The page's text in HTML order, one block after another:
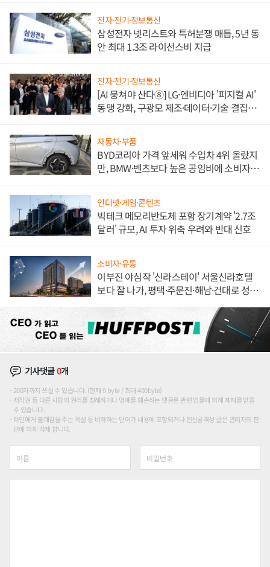
전자·전기·정보통신
삼성전자 넷리스트와 특허분쟁 매듭, 5년 동
안 최대 1.3조 라이선스비 지급
전자·전기·정보통신
[AI 뭉쳐야 산다⑧] LG·엔비디아 '피지컬 AI'
동맹 강화, 구광모 제조·데이터·기술 결집
자동차·부품
BYD코리아 가격 앞세워 수입차 4위 올랐지
만, BMW·벤츠보다 높은 공임비에 소비자
인터넷·게임·콘텐츠
빅테크 메모리반도체 포함 장기계약 '2.7조
달러' 규모, AI 투자 위축 우려와 반대 신호
소비자·유통
이부진 야심작 '신라스테이' 서울신라호텔
보다 잘 나가, 평택·주문진·해남·건대로 성
기사댓글0개
200자까지 쓰실 수 있습니다. (현재 0 byte / 최대 400byte)
저작권 등 다른 사람의 권리를 침해하거나 명예를 훼손하는 댓글은 관련 법률에 의해 제재를 받을
수 있습니다.
타인에게 불쾌감을 주는 욕설 등 비하하는 단어가 내용에 포함되거나 인신공격성 글은 관리자의 판
단에 의해 삭제 합니다.